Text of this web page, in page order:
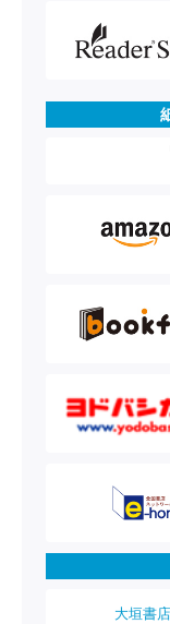
大垣書店